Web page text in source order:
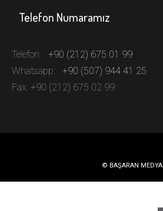
Telefon Numaramız
Telefon:
+90 (212) 675 01 99
Whatsapp:
+90 (507) 944 41 25
Fax: +90 (212) 675 02 99
© BAŞARAN MEDYA